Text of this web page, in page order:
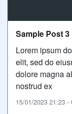
Sample Post 3
Lorem ipsum
elit, sed do
dolore magna
nostrud ex
15/01/2023 21:23